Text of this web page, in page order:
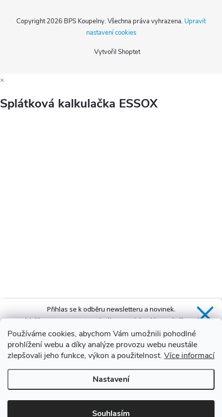
Používáme cookies, abychom Vám umožnili pohodlné
prohlížení webu a díky analýze provozu webu neustále
zlepšovali jeho funkce, výkon a použitelnost. Více informací
Nastavení
Souhlasím
Vytvořil Shoptet
Copyright 2026 BPS Koupelny. Všechna práva vyhrazena. Upravit
nastavení cookies
×
Splátková kalkulačka ESSOX
Přihlas se k odběru newsletteru a novinek.
ZískášSLEVU 5 %na první nákup a také exkluzivní přístup k
novinkám, slevám a dalším speciálním nabídkám.*
Ano, chci se přihlásit
Zásady zpracování osobních údajů
*Sleva neplatí na vany s dvířky AVO a VOVO